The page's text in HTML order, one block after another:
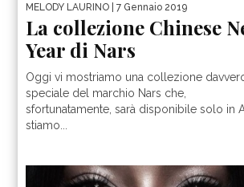
MELODY LAURINO | 7 Gennaio 2019
La collezione Chinese
Year di Nars
Oggi vi mostriamo una collezione
speciale del marchio Nars che,
sfortunatamente, sarà disponibile solo in
stiamo...